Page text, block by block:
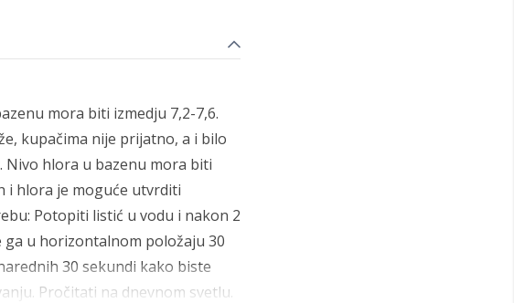
mora biti izmedju 7,2-7,6.
kupačima nije prijatno, a i bilo
Nivo hlora u bazenu mora biti
i hlora je moguće utvrditi
Potopiti listić u vodu i nakon 2
ga u horizontalnom položaju 30
30 sekundi kako biste
Pročitati na dnevnom svetlu.